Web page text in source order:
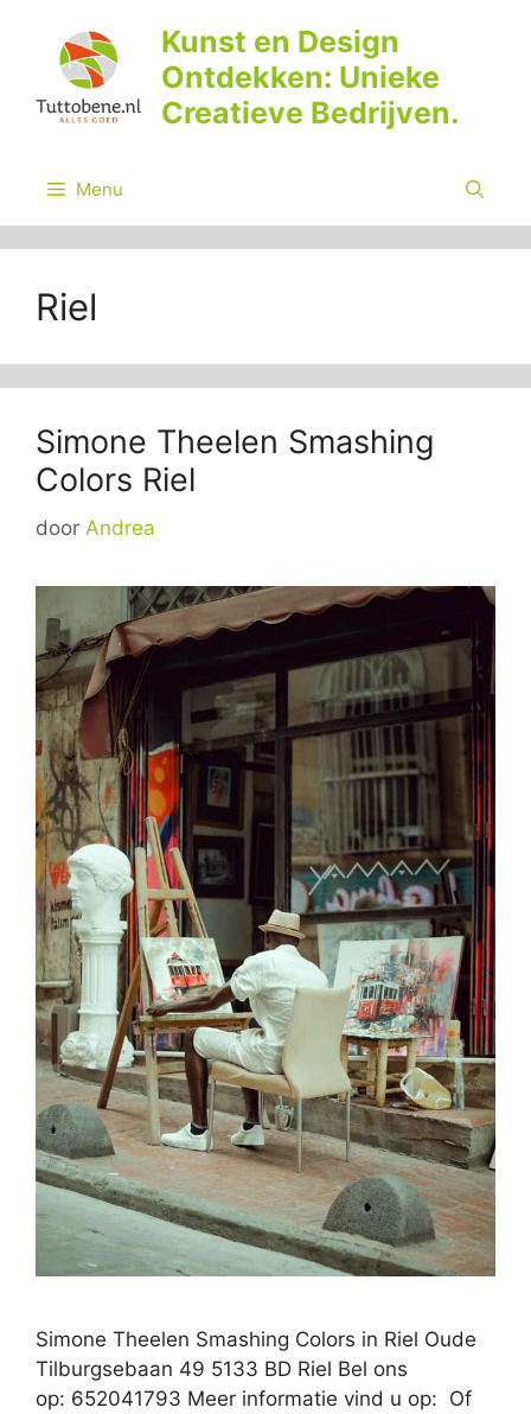
inhoud
Kunst en Design
Ontdekken: Unieke
Creatieve Bedrijven.
Menu
Riel
Simone Theelen Smashing
Colors Riel
door Andrea
Simone Theelen Smashing Colors in Riel Oude
Tilburgsebaan 49 5133 BD Riel Bel ons
op: 652041793 Meer informatie vind u op: Of